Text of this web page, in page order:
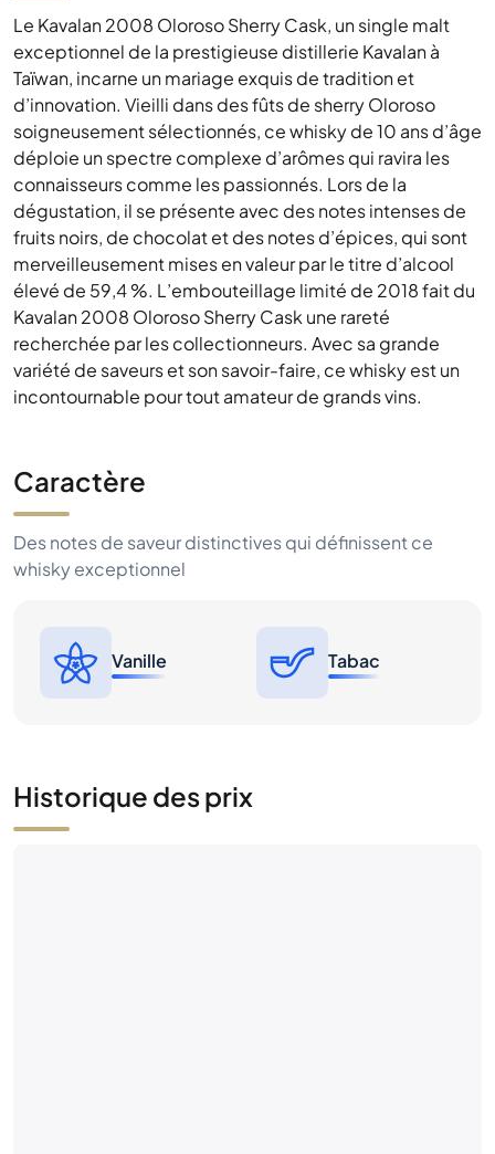
Le Kavalan 2008 Oloroso Sherry Cask, un single malt
exceptionnel de la prestigieuse distillerie Kavalan à
Taïwan, incarne un mariage exquis de tradition et
d’innovation. Vieilli dans des fûts de sherry Oloroso
soigneusement sélectionnés, ce whisky de 10 ans d’âge
déploie un spectre complexe d’arômes qui ravira les
connaisseurs comme les passionnés. Lors de la
dégustation, il se présente avec des notes intenses de
fruits noirs, de chocolat et des notes d’épices, qui sont
merveilleusement mises en valeur par le titre d’alcool
élevé de 59,4 %. L’embouteillage limité de 2018 fait du
Kavalan 2008 Oloroso Sherry Cask une rareté
recherchée par les collectionneurs. Avec sa grande
variété de saveurs et son savoir-faire, ce whisky est un
incontournable pour tout amateur de grands vins.
Caractère
Des notes de saveur distinctives qui définissent ce
whisky exceptionnel
Vanille Tabac
Historique des prix